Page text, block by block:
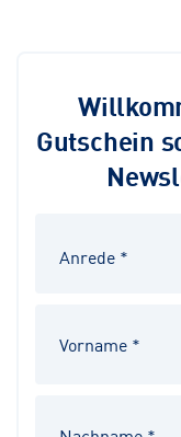
Gutschein